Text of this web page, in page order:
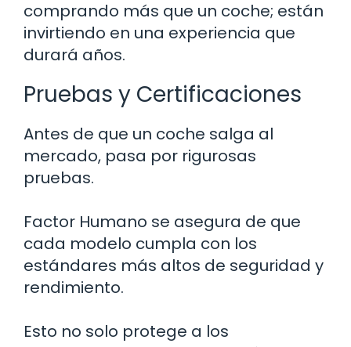
comprando más que un coche; están
invirtiendo en una experiencia que
durará años.
Pruebas y Certificaciones
Antes de que un coche salga al
mercado, pasa por rigurosas
pruebas.
Factor Humano se asegura de que
cada modelo cumpla con los
estándares más altos de seguridad y
rendimiento.
Esto no solo protege a los